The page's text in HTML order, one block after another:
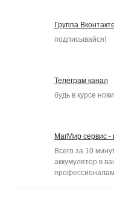
Группа Вконтакте
подписывайся!
Телеграм канал
будь в курсе
МагМир сервис -
Всего за 10
аккумулятор в